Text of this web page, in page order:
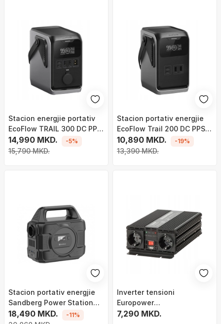
Stacion energjie portativ
EcoFlow TRAIL 300 DC PPS,
288Wh, gri
14,990 MKD.
15,790 MKD.
-5%
Stacion portativ energjie
EcoFlow Trail 200 DC PPS,
192Wh, i zi
10,890 MKD.
13,390 MKD.
-19%
Stacion portativ energjie
Sandberg Power Station
AC 300, 300W, dalje 230V
18,490 MKD. -11%
Inverter tensioni
Europower
INV/12/1200/MS/S, 1200W,
7,290 MKD.